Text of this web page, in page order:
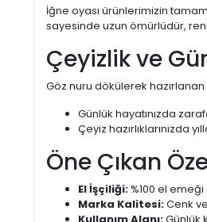
İğne oyası ürünlerimizin
sayesinde uzun ömürlüdür,
Çeyizlik ve
Göz nuru dökülerek hazırlanan
Günlük hayatınızda
Çeyiz
Öne Çıkan
El İşçiliği: %100 el
Marka Kalitesi:Cenk